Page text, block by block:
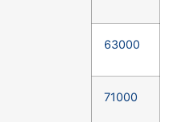
63000
71000